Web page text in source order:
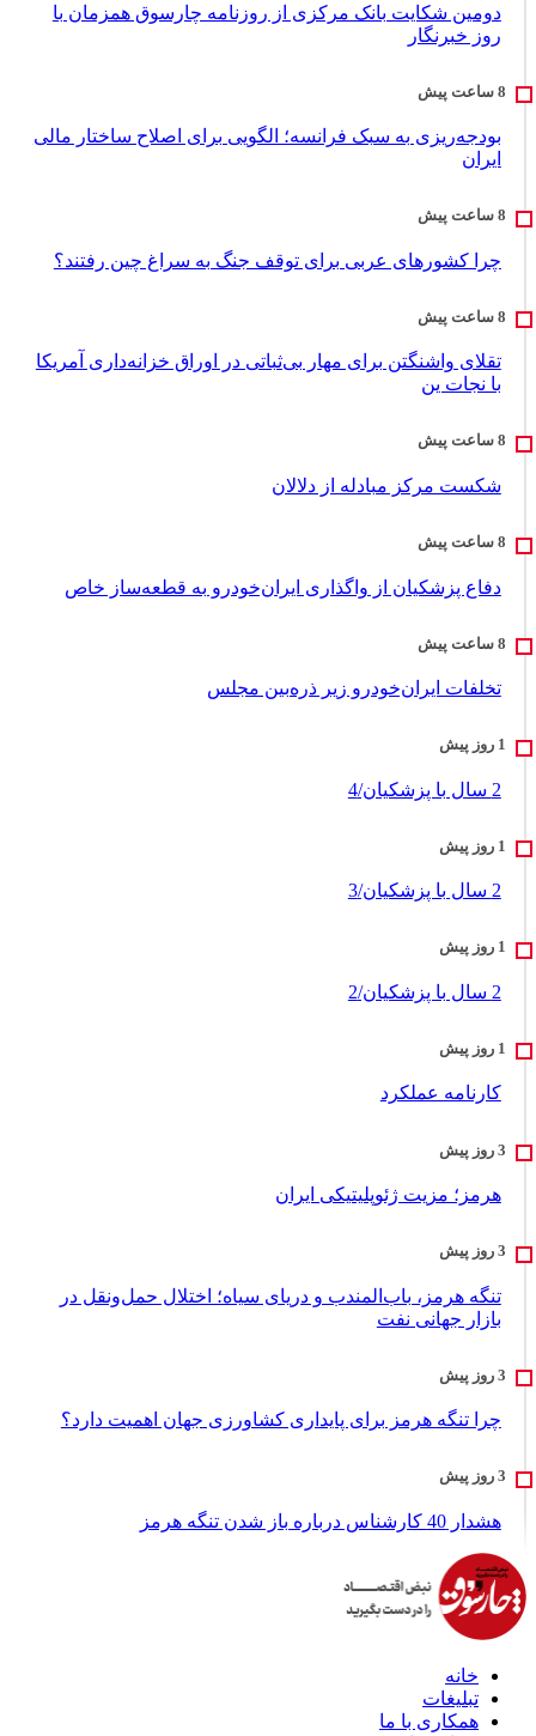
دومین شکایت بانک مرکزی از روزنامه چارسوق همزمان با
روز خبرنگار
بودجه‌ریزی به سبک فرانسه؛ الگویی برای اصلاح ساختار مالی
ایران
چرا کشورهای عربی برای توقف جنگ به سراغ چین رفتند؟
تقلای واشنگتن برای مهار بی‌ثباتی در اوراق خزانه‌داری آمریکا
با نجات ین
شکست مرکز مبادله از دلالان
دفاع پزشکیان از واگذاری ایران‌خودرو به قطعه‌ساز خاص
تخلفات ایران‌خودرو زیر ذره‌بین مجلس
2 سال با پزشکیان/4
2 سال با پزشکیان/3
2 سال با پزشکیان/2
کارنامه عملکرد
هرمز؛ مزیت ژئوپلیتیکی ایران
تنگه هرمز، باب‌المندب و دریای سیاه؛ اختلال حمل‌ونقل در
بازار جهانی نفت
چرا تنگه هرمز برای پایداری کشاورزی جهان اهمیت دارد؟
هشدار 40 کارشناس درباره باز شدن تنگه هرمز
خانه
تبلیغات
همکاری با ما